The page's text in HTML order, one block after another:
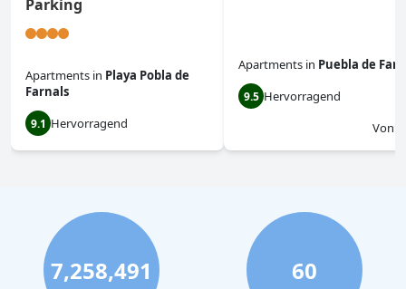
Parking
Apartments in Playa Pobla de
Farnals
9.1 Hervorragend
Apartments in Puebla de
9.5 Hervorragend
Von
7,258,491 60